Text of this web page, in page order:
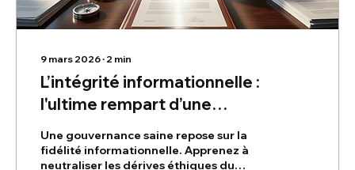
9 mars 2026∙ 2 min
L’intégrité informationnelle :
l'ultime rempart d’une
Une gouvernance saine repose sur la
fidélité informationnelle. Apprenez à
neutraliser les dérives éthiques du